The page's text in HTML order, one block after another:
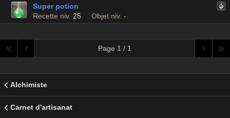
Super potion
Recette niv. 25 Objet niv. -
Page 1 / 1
Alchimiste
Carnet d'artisanat